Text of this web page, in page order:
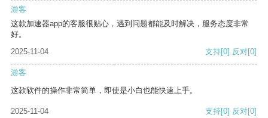
游客
这款加速器app的客服很贴心，遇到问题都能及时解决，服务态度非常
好。
2025-11-04
支持[0] 反对[0]
游客
这款软件的操作非常简单，即使是小白也能快速上手。
2025-11-04 支持[0] 反对[0]